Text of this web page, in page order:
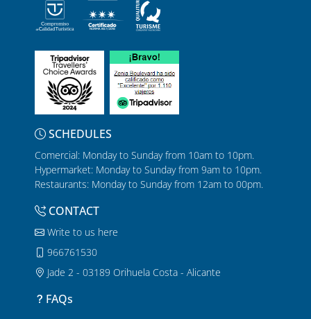
SCHEDULES
Comercial: Monday to Sunday from 10am to 10pm.
Hypermarket: Monday to Sunday from 9am to 10pm.
Restaurants: Monday to Sunday from 12am to 00pm.
CONTACT
Write to us here
966761530
Jade 2 - 03189 Orihuela Costa - Alicante
FAQs